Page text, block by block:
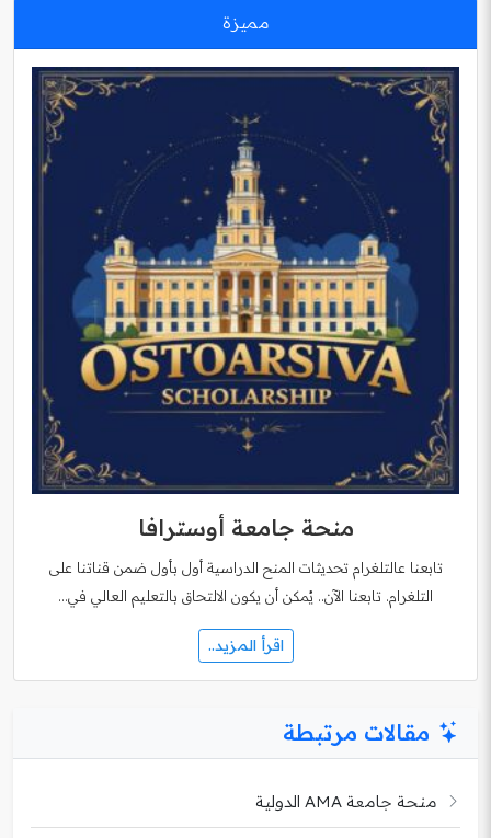
مميزة
منحة جامعة أوسترافا
تابعنا عالتلغرام تحديثات المنح الدراسية أول بأول ضمن قناتنا على
التلغرام. تابعنا الآن.. يُمكن أن يكون الالتحاق بالتعليم العالي في…
اقرأ المزيد..
مقالات مرتبطة
منحة جامعة AMA الدولية